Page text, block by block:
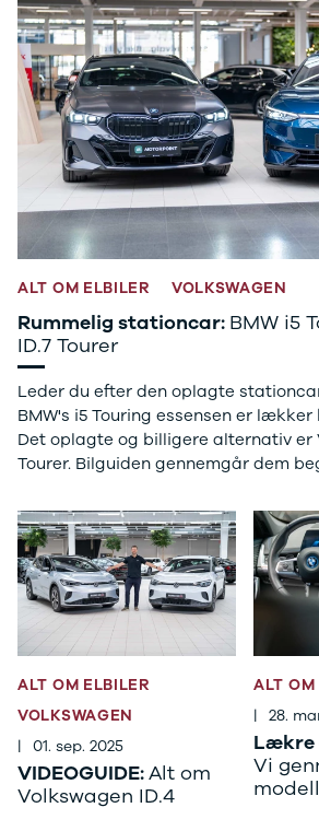
530d
530e
X5
iX
640i
i4
530i
BYD
Se alle BYD
Han
Se alle
C3
C3 Picasso
ë-C4
C4
C4
SpaceTourer
C5 Aircross
Jumper 33
Jumper 35
Se alle
Se alle Dacia
Elbil
ALT OM ELBILER
VOLKSWAGEN
| 01. sep. 2025
VIDEOGUIDE:Alt om
Volkswagen ID.4
ALT OM ELBILER VOLKSWAGEN
Rummelig stationcar: BMW i5
ID.7 Tourer
Leder du efter den oplagte
BMW's i5 Touring essensen er
Det oplagte og billigere alternativ er
Tourer. Bilguiden gennemgår dem
ALT OM
| 28.
Lækre
Vi